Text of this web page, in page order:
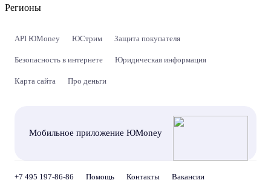
Регионы
API ЮMoney ЮСтрим Защита покупателя
Безопасность в интернете Юридическая информация
Карта сайта Про деньги
Мобильное приложение ЮMoney
+7 495 197-86-86 Помощь Контакты Вакансии